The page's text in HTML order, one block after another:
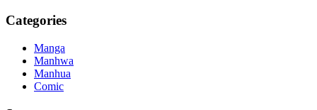
Categories
Manga
Manhwa
Manhua
Comic